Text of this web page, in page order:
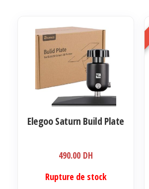
Elegoo Saturn Build Plate
490.00 DH
Rupture de stock